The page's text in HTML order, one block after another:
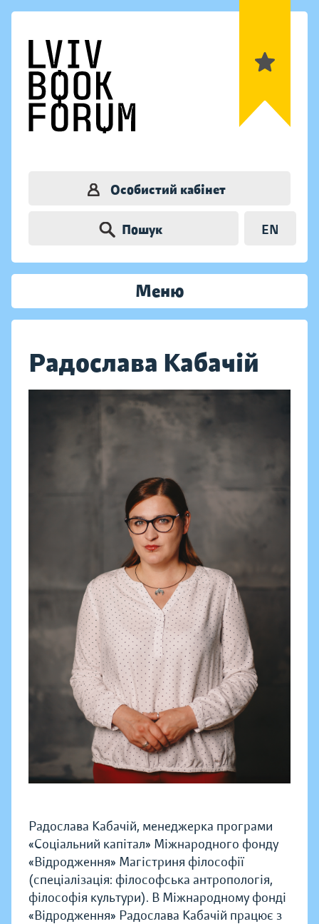
Особистий кабінет
Пошук EN
Меню
Радослава Кабачій
Радослава Кабачій, менеджерка програми
«Соціальний капітал» Міжнародного фонду
«Відродження» Магістриня філософії
(спеціалізація: філософська антропологія,
філософія культури). В Міжнародному фонді
«Відродження» Радослава Кабачій працює з